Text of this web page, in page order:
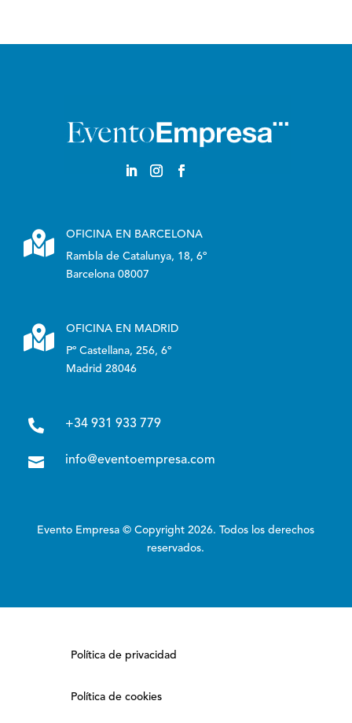

OFICINA EN BARCELONA
Rambla de Catalunya, 18, 6º
Barcelona 08007

OFICINA EN MADRID
Pº Castellana, 256, 6º
Madrid 28046
 +34 931 933 779
 info@eventoempresa.com
Evento Empresa © Copyright 2026. Todos los derechos
reservados.
Política de privacidad
Política de cookies